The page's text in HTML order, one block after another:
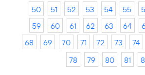
50
51 52 53 54 55
59
60 61 62 63 64
68
69 70 71 72 73 74
78
79 80 81